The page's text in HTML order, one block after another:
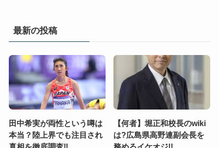
最新の投稿
田中希実が両性という噂は
本当？陸上界でも注目され
【何者】堀正和校長のwiki
は?広島県高野連副会長を